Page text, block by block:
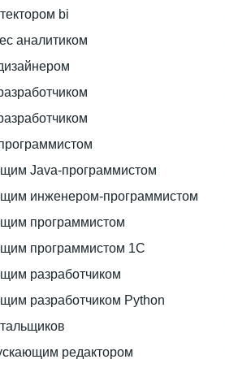
bi
аналитиком
Java-программистом
инженером-программистом
программистом
программистом 1C
разработчиком
разработчиком Python
редактором